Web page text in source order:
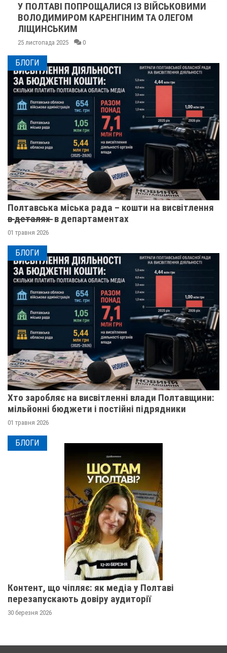
У ПОЛТАВІ ПОПРОЩАЛИСЯ ІЗ ВІЙСЬКОВИМИ
ВОЛОДИМИРОМ КАРЕНГІНИМ ТА ОЛЕГОМ
ЛІЩИНСЬКИМ
25 листопада 2025 0
БЛОГИ
Полтавська міська рада – кошти на висвітлення
в̶ ̶д̶е̶т̶а̶л̶я̶х̶ ̶ в департаментах
01 травня 2026
БЛОГИ
Хто заробляє на висвітленні влади Полтавщини:
мільйонні бюджети і постійні підрядники
01 травня 2026
БЛОГИ
Контент, що чіпляє: як медіа у Полтаві
перезапускають довіру аудиторії
30 березня 2026